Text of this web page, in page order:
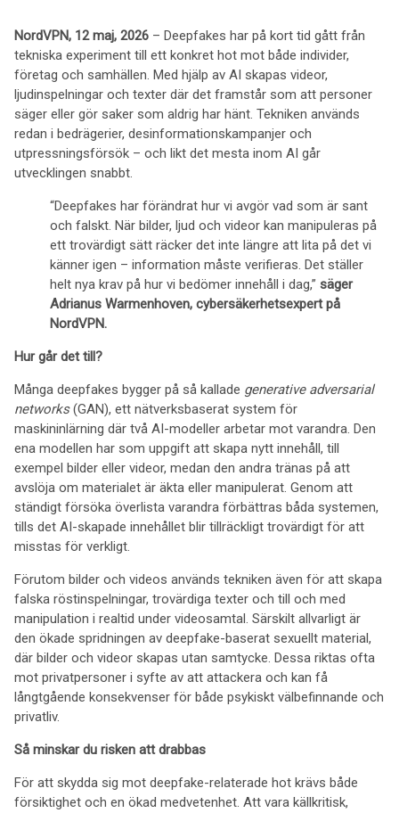
NordVPN, 12 maj, 2026 – Deepfakes har på kort tid gått från
tekniska experiment till ett konkret hot mot både individer,
företag och samhällen. Med hjälp av AI skapas videor,
ljudinspelningar och texter där det framstår som att personer
säger eller gör saker som aldrig har hänt. Tekniken används
redan i bedrägerier, desinformationskampanjer och
utpressningsförsök – och likt det mesta inom AI går
utvecklingen snabbt.
“Deepfakes har förändrat hur vi avgör vad som är sant
och falskt. När bilder, ljud och videor kan manipuleras på
ett trovärdigt sätt räcker det inte längre att lita på det vi
känner igen – information måste verifieras. Det ställer
helt nya krav på hur vi bedömer innehåll i dag,” säger
Adrianus Warmenhoven, cybersäkerhetsexpert på
NordVPN.
Hur går det till?
Många deepfakes bygger på så kallade generative adversarial
networks(GAN), ett nätverksbaserat system för
maskininlärning där två AI-modeller arbetar mot varandra. Den
ena modellen har som uppgift att skapa nytt innehåll, till
exempel bilder eller videor, medan den andra tränas på att
avslöja om materialet är äkta eller manipulerat. Genom att
ständigt försöka överlista varandra förbättras båda systemen,
tills det AI-skapade innehållet blir tillräckligt trovärdigt för att
misstas för verkligt.
Förutom bilder och videos används tekniken även för att skapa
falska röstinspelningar, trovärdiga texter och till och med
manipulation i realtid under videosamtal. Särskilt allvarligt är
den ökade spridningen av deepfake-baserat sexuellt material,
där bilder och videor skapas utan samtycke. Dessa riktas ofta
mot privatpersoner i syfte av att attackera och kan få
långtgående konsekvenser för både psykiskt välbefinnande och
privatliv.
Så minskar du risken att drabbas
För att skydda sig mot deepfake-relaterade hot krävs både
försiktighet och en ökad medvetenhet. Att vara källkritisk,